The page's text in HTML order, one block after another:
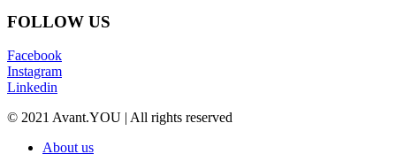
FOLLOW US
Facebook
Instagram
Linkedin
© 2021 Avant.YOU | All rights reserved
About us